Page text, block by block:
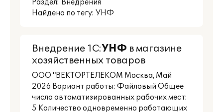
Раздел: Внедрения
Найдено по тегу: УНФ
Внедрение 1С:УНФ в магазине
хозяйственных товаров
ООО "ВЕКТОРТЕЛЕКОМ Москва, Май
2026 Вариант работы: Файловый Общее
число автоматизированных рабочих мест:
5 Количество одновременно работающих